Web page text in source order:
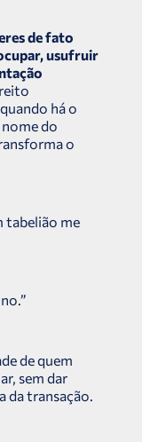
de fato
usufruir
há o
do
o
tabelião me
de quem
sem dar
da transação.